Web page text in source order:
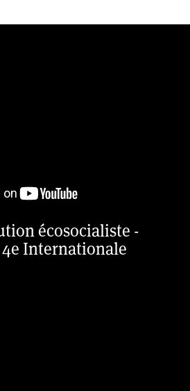
écosocialiste -
Internationale